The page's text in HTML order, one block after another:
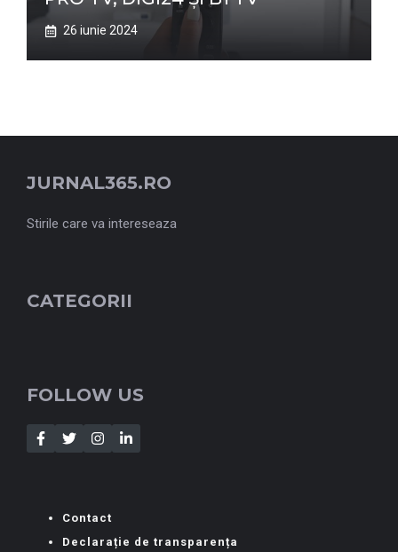
26 iunie 2024
JURNAL365.RO
Stirile care va intereseaza
CATEGORII
FOLLOW US
Contact
Declarație de transparența